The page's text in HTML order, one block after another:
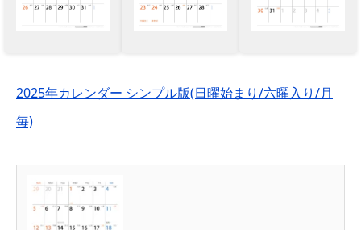
2025年カレンダー シンプル版(日曜始まり/六曜入り/月
毎)